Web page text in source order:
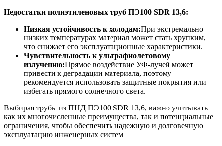
Недостатки полиэтиленовых труб ПЭ100 SDR 13,6:
Низкая устойчивость к холодам:При экстремально
низких температурах материал может стать хрупким,
что снижает его эксплуатационные характеристики.
Чувствительность к ультрафиолетовому
излучению:Прямое воздействие УФ-лучей может
привести к деградации материала, поэтому
рекомендуется использовать защитные покрытия или
избегать прямого солнечного света.
Выбирая трубы из ПНД ПЭ100 SDR 13,6, важно учитывать
как их многочисленные преимущества, так и потенциальные
ограничения, чтобы обеспечить надежную и долговечную
эксплуатацию инженерных систем